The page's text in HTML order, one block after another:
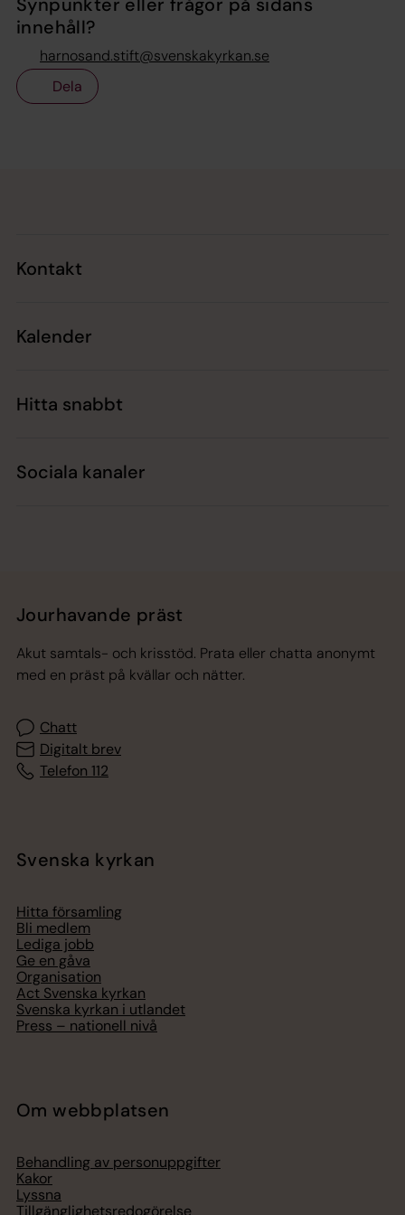
Synpunkter eller frågor på sidans
innehåll?
harnosand.stift@svenskakyrkan.se
Dela
Kontakt
Kalender
Hitta snabbt
Sociala kanaler
Jourhavande präst
Akut samtals- och krisstöd. Prata eller chatta anonymt
med en präst på kvällar och nätter.
Chatt
Digitalt brev
Telefon 112
Svenska kyrkan
Hitta församling
Bli medlem
Lediga jobb
Ge en gåva
Organisation
Act Svenska kyrkan
Svenska kyrkan i utlandet
Press – nationell nivå
Om webbplatsen
Behandling av personuppgifter
Kakor
Lyssna
Tillgänglighetsredogörelse